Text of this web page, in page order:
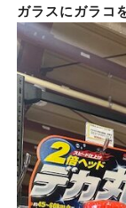
ガラスにガラコ